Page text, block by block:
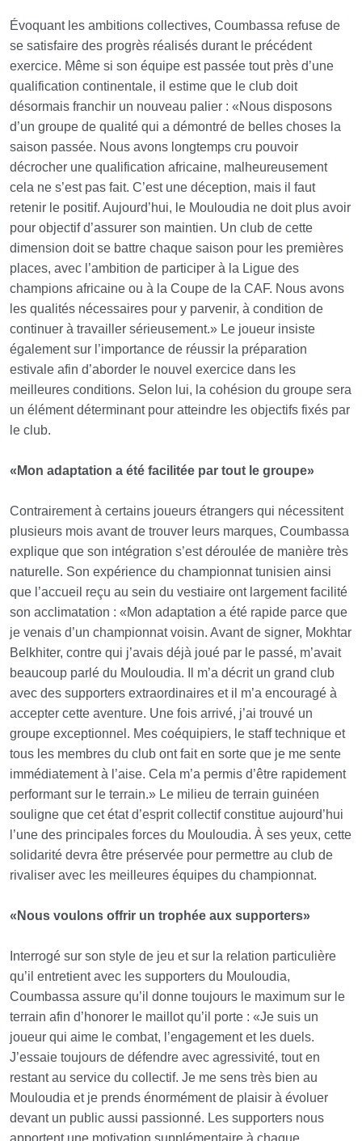
Évoquant les ambitions collectives, Coumbassa refuse de
se satisfaire des progrès réalisés durant le précédent
exercice. Même si son équipe est passée tout près d’une
qualification continentale, il estime que le club doit
désormais franchir un nouveau palier : «Nous disposons
d’un groupe de qualité qui a démontré de belles choses la
saison passée. Nous avons longtemps cru pouvoir
décrocher une qualification africaine, malheureusement
cela ne s’est pas fait. C’est une déception, mais il faut
retenir le positif. Aujourd’hui, le Mouloudia ne doit plus avoir
pour objectif d’assurer son maintien. Un club de cette
dimension doit se battre chaque saison pour les premières
places, avec l’ambition de participer à la Ligue des
champions africaine ou à la Coupe de la CAF. Nous avons
les qualités nécessaires pour y parvenir, à condition de
continuer à travailler sérieusement.» Le joueur insiste
également sur l’importance de réussir la préparation
estivale afin d’aborder le nouvel exercice dans les
meilleures conditions. Selon lui, la cohésion du groupe sera
un élément déterminant pour atteindre les objectifs fixés par
le club.
«Mon adaptation a été facilitée par tout le groupe»
Contrairement à certains joueurs étrangers qui nécessitent
plusieurs mois avant de trouver leurs marques, Coumbassa
explique que son intégration s’est déroulée de manière très
naturelle. Son expérience du championnat tunisien ainsi
que l’accueil reçu au sein du vestiaire ont largement facilité
son acclimatation : «Mon adaptation a été rapide parce que
je venais d’un championnat voisin. Avant de signer, Mokhtar
Belkhiter, contre qui j’avais déjà joué par le passé, m’avait
beaucoup parlé du Mouloudia. Il m’a décrit un grand club
avec des supporters extraordinaires et il m’a encouragé à
accepter cette aventure. Une fois arrivé, j’ai trouvé un
groupe exceptionnel. Mes coéquipiers, le staff technique et
tous les membres du club ont fait en sorte que je me sente
immédiatement à l’aise. Cela m’a permis d’être rapidement
performant sur le terrain.» Le milieu de terrain guinéen
souligne que cet état d’esprit collectif constitue aujourd’hui
l’une des principales forces du Mouloudia. À ses yeux, cette
solidarité devra être préservée pour permettre au club de
rivaliser avec les meilleures équipes du championnat.
«Nous voulons offrir un trophée aux supporters»
Interrogé sur son style de jeu et sur la relation particulière
qu’il entretient avec les supporters du Mouloudia,
Coumbassa assure qu’il donne toujours le maximum sur le
terrain afin d’honorer le maillot qu’il porte : «Je suis un
joueur qui aime le combat, l’engagement et les duels.
J’essaie toujours de défendre avec agressivité, tout en
restant au service du collectif. Je me sens très bien au
Mouloudia et je prends énormément de plaisir à évoluer
devant un public aussi passionné. Les supporters nous